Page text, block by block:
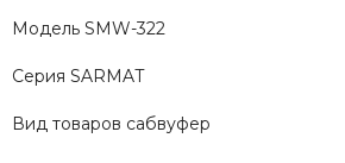
Модель SMW-322
Серия SARMAT
Вид товаров сабвуфер